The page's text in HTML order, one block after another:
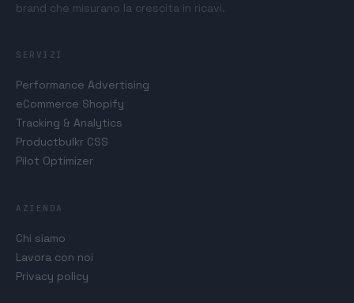
brand che misurano la crescita in ricavi.
SERVIZI
Performance Advertising
eCommerce Shopify
Tracking & Analytics
Productbulkr CSS
Pilot Optimizer
AZIENDA
Chi siamo
Lavora con noi
Privacy policy